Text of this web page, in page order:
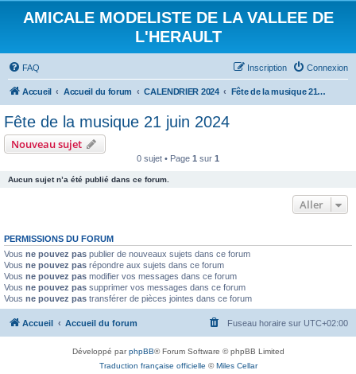
AMICALE MODELISTE DE LA VALLEE DE
L'HERAULT
FAQ Connexion
Inscription
Accueil Accueil du forum CALENDRIER 2024 Fête de la musique 21 juin 2024
Fête de la musique 21 juin 2024
Nouveau sujet
0 sujet • Page 1 sur 1
Aucun sujet n’a été publié dans ce forum.
Aller
PERMISSIONS DU FORUM
Vous ne pouvez pas publier de nouveaux sujets dans ce forum
Vous ne pouvez pas répondre aux sujets dans ce forum
Vous ne pouvez pas modifier vos messages dans ce forum
Vous ne pouvez pas supprimer vos messages dans ce forum
Vous ne pouvez pas transférer de pièces jointes dans ce forum
Accueil Accueil du forum Fuseau horaire sur UTC+02:00
Développé parphpBB® Forum Software © phpBB Limited
Traduction française officielle ©Miles Cellar